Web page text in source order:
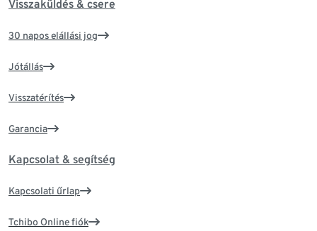
Visszaküldés & csere
30 napos elállási jog
Jótállás
Visszatérítés
Garancia
Kapcsolat & segítség
Kapcsolati űrlap
Tchibo Online fiók